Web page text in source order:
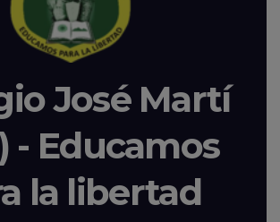
José Martí
- Educamos
la libertad